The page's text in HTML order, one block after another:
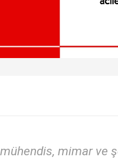
mimar ve